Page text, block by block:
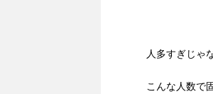
人多すぎじゃ
こんな人数で